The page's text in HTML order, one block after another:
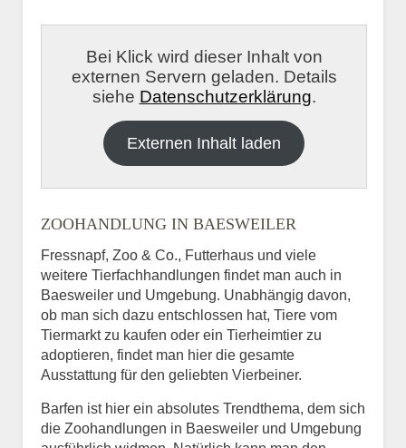
Bei Klick wird dieser Inhalt von
externen Servern geladen. Details
siehe Datenschutzerklärung.
Externen Inhalt laden
ZOOHANDLUNG IN BAESWEILER
Fressnapf, Zoo & Co., Futterhaus und viele
weitere Tierfachhandlungen findet man auch in
Baesweiler und Umgebung. Unabhängig davon,
ob man sich dazu entschlossen hat, Tiere vom
Tiermarkt zu kaufen oder ein Tierheimtier zu
adoptieren, findet man hier die gesamte
Ausstattung für den geliebten Vierbeiner.
Barfen ist hier ein absolutes Trendthema, dem sich
die Zoohandlungen in Baesweiler und Umgebung